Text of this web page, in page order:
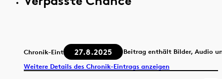
Chronik-Eintrag 27.8.2025
Beitrag enthält Bilder, Audio
Weitere Details des Chronik-Eintrags anzeigen